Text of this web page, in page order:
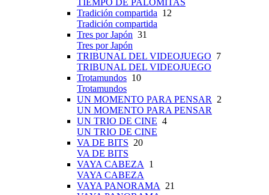
TIEMPO DE PALOMITAS
Tradición compartida 12
Tradición compartida
Tres por Japón 31
Tres por Japón
TRIBUNAL DEL VIDEOJUEGO 7
TRIBUNAL DEL VIDEOJUEGO
Trotamundos 10
Trotamundos
UN MOMENTO PARA PENSAR 2
UN MOMENTO PARA PENSAR
UN TRIO DE CINE 4
UN TRIO DE CINE
VA DE BITS 20
VA DE BITS
VAYA CABEZA 1
VAYA CABEZA
VAYA PANORAMA 21